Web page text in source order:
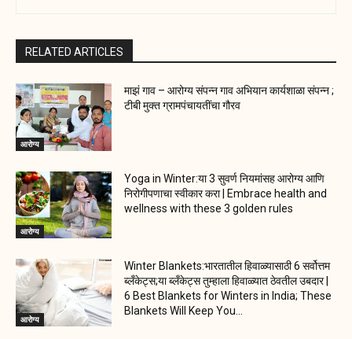
RELATED ARTICLES
आरोग्य
माझं गाव – आरोग्य संपन्न गाव अभियान कार्यशाळा संपन्न ;
टीबी मुक्त ग्रामपंचायतींचा गौरव
आरोग्य
Yoga in Winter:या 3 सुवर्ण नियमांसह आरोग्य आणि
निरोगीपणाचा स्वीकार करा | Embrace health and
wellness with these 3 golden rules
आरोग्य
Winter Blankets:भारतातील हिवाळ्यासाठी 6 सर्वोत्तम
ब्लँकेट्स;या ब्लँकेट्स तुम्हाला हिवाळ्यात ठेवतील उबदार |
6 Best Blankets for Winters in India; These
Blankets Will Keep You...